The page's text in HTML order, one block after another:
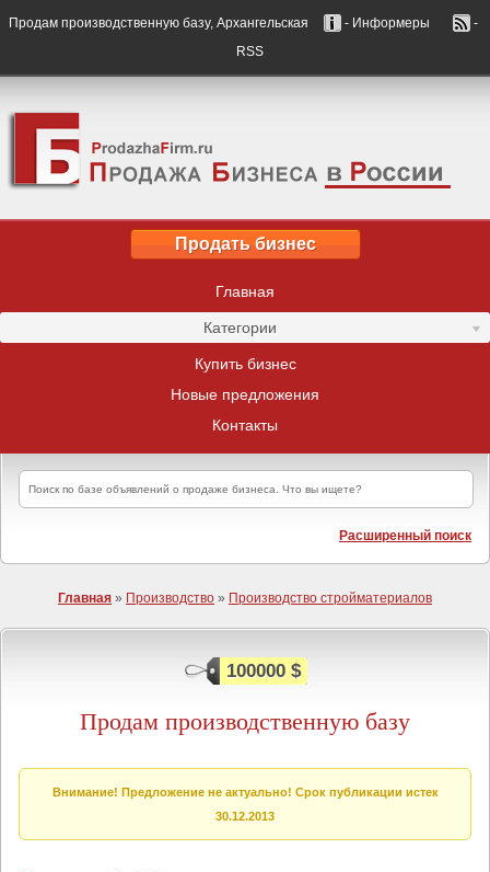
Продам производственную базу, Архангельская - Информеры
-
RSS
Продать бизнес
Главная
Категории
Купить бизнес
Новые предложения
Контакты
Расширенный поиск
Главная » Производство » Производство стройматериалов
100000 $
Продам производственную базу
Внимание! Предложение не актуально! Срок публикации истек
30.12.2013